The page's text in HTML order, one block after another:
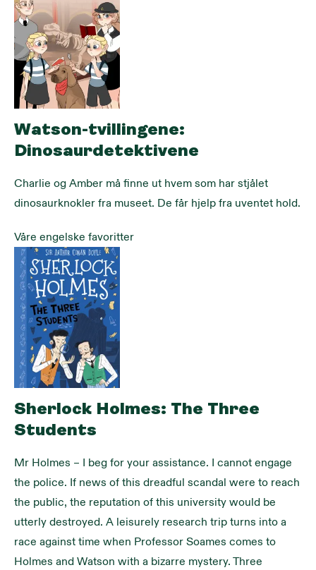
Watson-tvillingene:
Dinosaurdetektivene
Charlie og Amber må finne ut hvem som har stjålet
dinosaurknokler fra museet. De får hjelp fra uventet hold.
Våre engelske favoritter
Sherlock Holmes: The Three
Students
Mr Holmes – I beg for your assistance. I cannot engage
the police. If news of this dreadful scandal were to reach
the public, the reputation of this university would be
utterly destroyed. A leisurely research trip turns into a
race against time when Professor Soames comes to
Holmes and Watson with a bizarre mystery. Three